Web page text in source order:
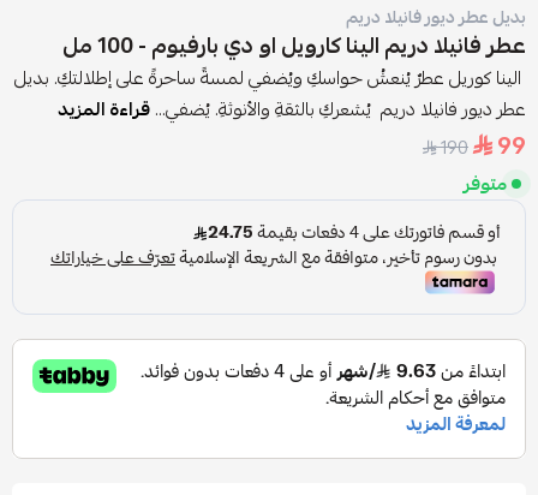
بديل عطر ديور فانيلا دريم
عطر فانيلا دريم الينا كارويل او دي بارفيوم - 100 مل
الينا كوريل عطرٌ يُنعشُ حواسكِ ويُضفي لمسةً ساحرةً على إطلالتكِ. بديل
عطر ديور فانيلا دريم يُشعركِ بالثقةِ والأنوثةِ. يُضفي...قراءة المزيد
99
190
متوفر